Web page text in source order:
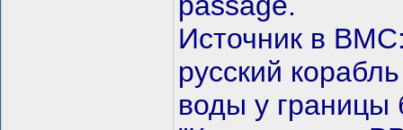
Источник в
русский
воды у границы